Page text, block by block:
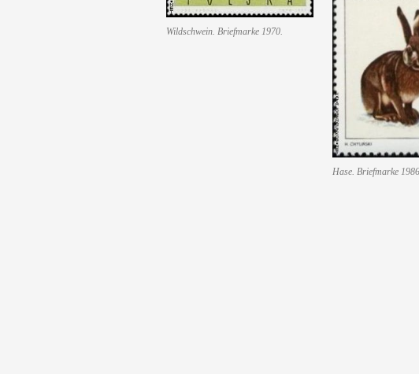
Wildschwein. Briefmarke 1970.
Hase. Briefmarke 1986.